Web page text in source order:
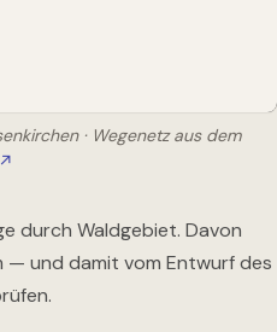
· Wegenetz aus dem
durch Waldgebiet. Davon
— und damit vom Entwurf des